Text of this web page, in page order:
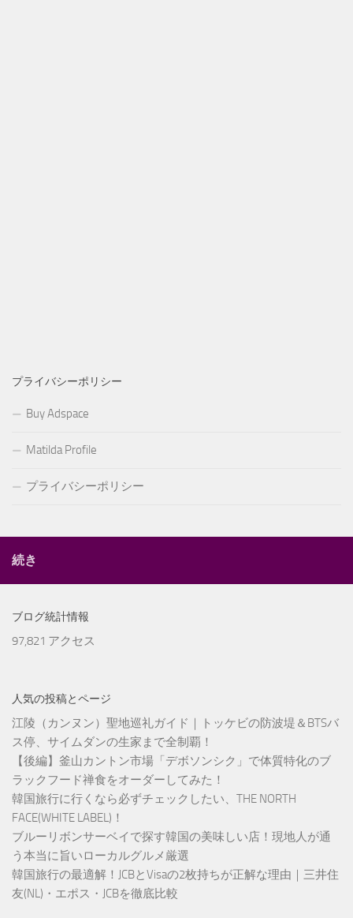
プライバシーポリシー
Buy Adspace
Matilda Profile
プライバシーポリシー
続き
ブログ統計情報
97,821 アクセス
人気の投稿とページ
江陵（カンヌン）聖地巡礼ガイド｜トッケビの防波堤＆BTSバ
ス停、サイムダンの生家まで全制覇！
【後編】釜山カントン市場「デボソンシク」で体質特化のブ
ラックフード禅食をオーダーしてみた！
韓国旅行に行くなら必ずチェックしたい、THE NORTH
FACE(WHITE LABEL)！
ブルーリボンサーベイで探す韓国の美味しい店！現地人が通
う本当に旨いローカルグルメ厳選
韓国旅行の最適解！JCBとVisaの2枚持ちが正解な理由｜三井住
友(NL)・エポス・JCBを徹底比較